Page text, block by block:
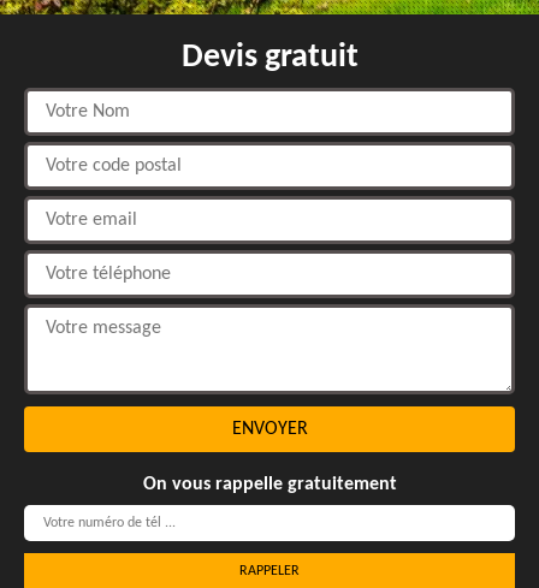
Devis gratuit
On vous rappelle gratuitement